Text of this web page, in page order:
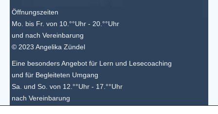
Öffnungszeiten
Mo. bis Fr. von 10.°°Uhr - 20.°°Uhr
und nach Vereinbarung
© 2023 Angelika Zündel
Eine besonders Angebot für Lern und Lesecoaching
und für Begleiteten Umgang
Sa. und So. von 12.°°Uhr - 17.°°Uhr
nach Vereinbarung